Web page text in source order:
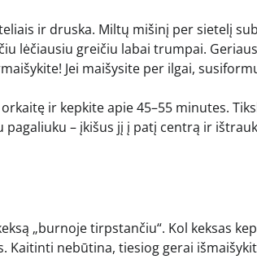
ir druska. Miltų mišinį per sietelį
lėčiausiu greičiu labai trumpai.
Jei maišysite per ilgai,
ir kepkite apie 45–55 minutes.
– įkišus jį į patį centrą ir
„burnoje tirpstančiu“. Kol keksas
Kaitinti nebūtina, tiesiog gerai